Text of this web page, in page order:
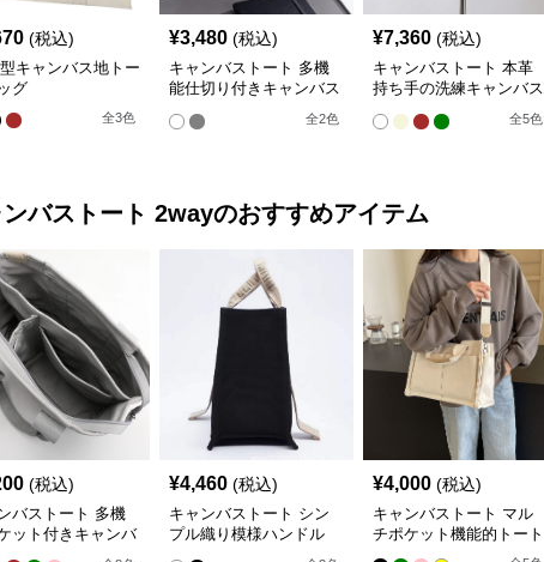
(税込)
キャンバス地トー
グ
全3色
¥3,480 (税込)
キャンバストート 多機
能仕切り付きキャンバス
全2色
¥7,360 (税込)
キャンバストート 本革
持ち手の洗練キャンバス
全5色
バストート 2wayのおすすめアイテム
(税込)
バストート 多機
ット付きキャンバ
ョルダートート
¥4,460 (税込)
キャンバストート シン
プル織り模様ハンドル
¥4,000 (税込)
キャンバストート マル
チポケット機能的トート